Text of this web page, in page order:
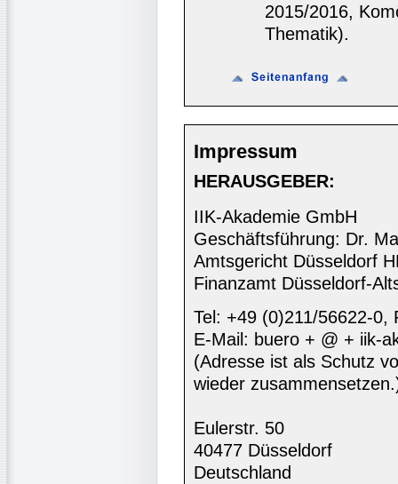
2015/2016,
Thematik).
Impressum
HERAUSGEBER:
IIK-Akademie GmbH
Geschäftsführung: Dr.
Amtsgericht Düsseldorf
Finanzamt Düsseldorf-
Tel: +49 (0)211/56622-0,
E-Mail: buero + @ + iik-
(Adresse ist als Schutz
wieder
Eulerstr. 50
40477 Düsseldorf
Deutschland